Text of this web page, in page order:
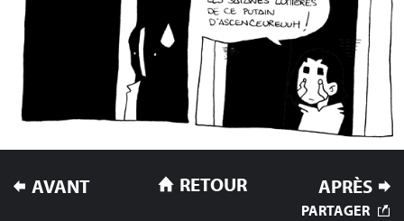
NAVIGATION
DE
AVANT APRÈS
RETOUR
PARTAGER